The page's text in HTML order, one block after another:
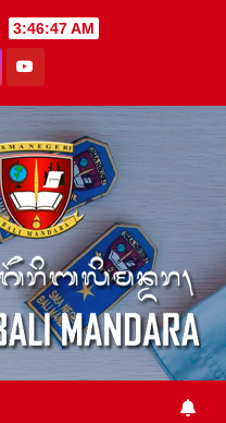
3:46:47 AM